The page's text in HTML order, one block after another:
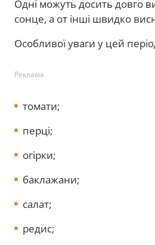
Одні можуть досить довго
сонце, а от інші швидко
Особливої уваги у цей
Реклама
томати;
перці;
огірки;
баклажани;
салат;
редис;